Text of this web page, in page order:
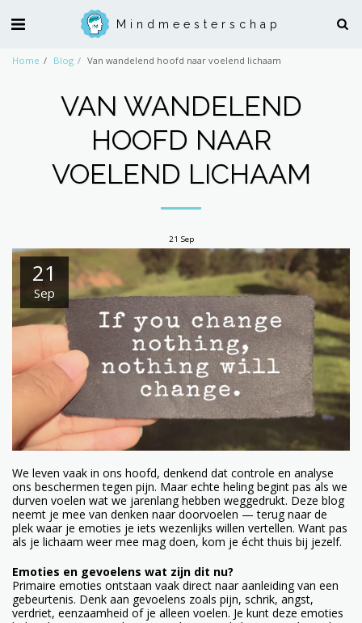
Mindmeesterschap
Home Blog Van wandelend hoofd naar voelend lichaam
VAN WANDELEND
HOOFD NAAR
VOELEND LICHAAM
21 Sep
21
Sep
We leven vaak in ons hoofd, denkend dat controle en analyse
ons beschermen tegen pijn. Maar echte heling begint pas als we
durven voelen wat we jarenlang hebben weggedrukt. Deze blog
neemt je mee van denken naar doorvoelen — terug naar de
plek waar je emoties je iets wezenlijks willen vertellen. Want pas
als je lichaam weer mee mag doen, kom je écht thuis bij jezelf.
Emoties en gevoelens wat zijn dit nu?
Primaire emoties ontstaan vaak direct naar aanleiding van een
gebeurtenis. Denk aan gevoelens zoals pijn, schrik, angst,
verdriet, eenzaamheid of je alleen voelen. Je kunt deze emoties